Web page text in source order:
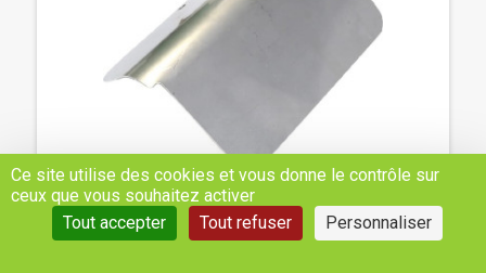
CACHE-SOUPAPE ABREUVOIR LAC 5 - LA
Ce site utilise des cookies et vous donne le contrôle sur
ceux que vous souhaitez activer
Tout accepter
Tout refuser Personnaliser